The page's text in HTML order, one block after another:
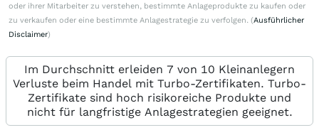
oder ihrer Mitarbeiter zu verstehen, bestimmte Anlageprodukte zu kaufen oder
zu verkaufen oder eine bestimmte Anlagestrategie zu verfolgen. (Ausführlicher
Disclaimer)
Im Durchschnitt erleiden 7 von 10 Kleinanlegern
Verluste beim Handel mit Turbo-Zertifikaten. Turbo-
Zertifikate sind hoch risikoreiche Produkte und
nicht für langfristige Anlagestrategien geeignet.